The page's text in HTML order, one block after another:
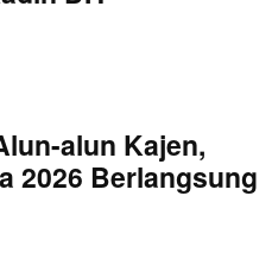
alun Kajen,
2026 Berlangsung